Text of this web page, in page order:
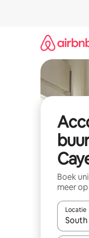
Boek
meer
Locatie